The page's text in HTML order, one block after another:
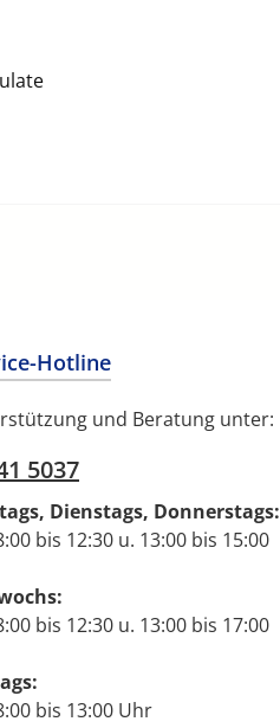
Hotline
und Beratung unter:
5037
Dienstags, Donnerstags:
bis 12:30 u. 13:00 bis 15:00
bis 12:30 u. 13:00 bis 17:00
bis 13:00 Uhr